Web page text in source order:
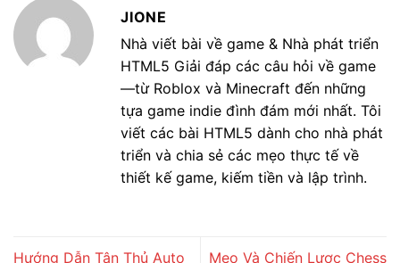
JIONE
Nhà viết bài về game & Nhà phát triển
HTML5 Giải đáp các câu hỏi về game
—từ Roblox và Minecraft đến những
tựa game indie đình đám mới nhất. Tôi
viết các bài HTML5 dành cho nhà phát
triển và chia sẻ các mẹo thực tế về
thiết kế game, kiếm tiền và lập trình.
Hướng Dẫn Tân Thủ Auto Mẹo Và Chiến Lược Chess